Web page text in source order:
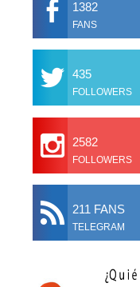
1382
FANS
435
FOLLOWERS
2582
FOLLOWERS
211 FANS
TELEGRAM